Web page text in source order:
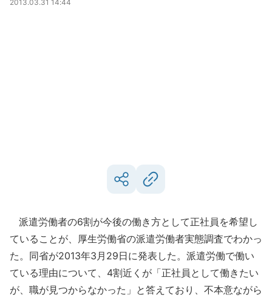
2013.03.31 14:44
派遣労働者の6割が今後の働き方として正社員を希望し
ていることが、厚生労働省の派遣労働者実態調査でわかっ
た。同省が2013年3月29日に発表した。派遣労働で働い
ている理由について、4割近くが「正社員として働きたい
が、職が見つからなかった」と答えており、不本意ながら